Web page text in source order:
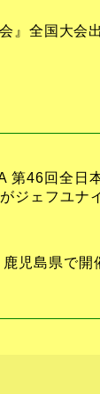
』全国大会
第46回全日
ジェフユナ
児島県で開